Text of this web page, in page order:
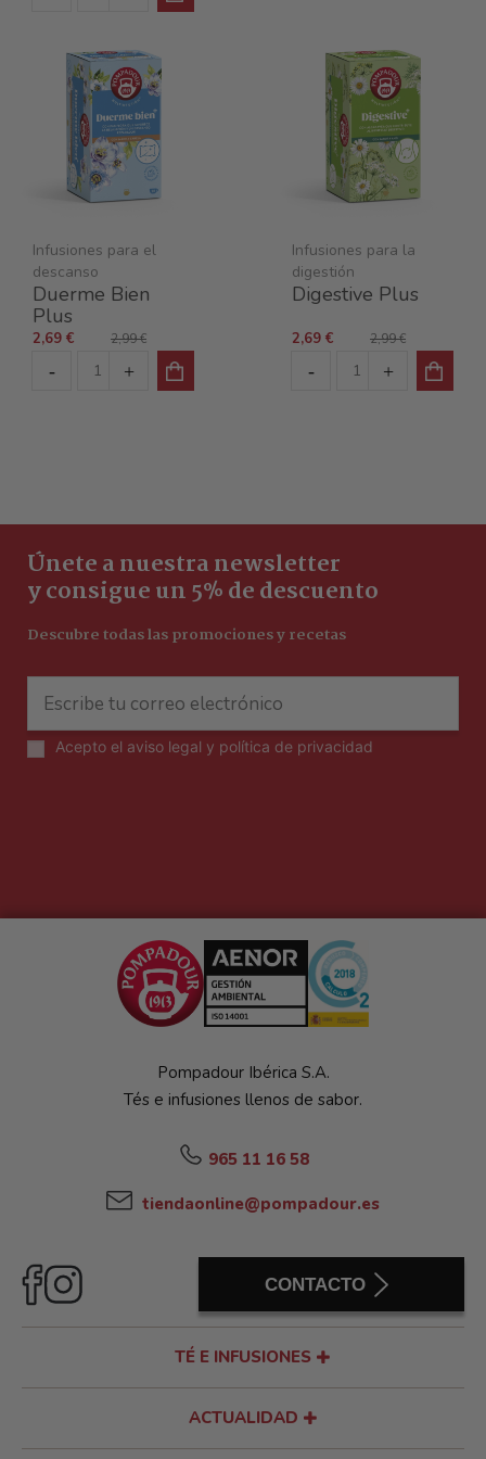
Infusiones para el
descanso
Duerme Bien
Plus
2,69 € 2,99 €
Infusiones para la
digestión
Digestive Plus
2,69 € 2,99 €
Únete a nuestra newsletter
y consigue un 5% de descuento
Descubre todas las promociones y recetas
Acepto el aviso legal y política de privacidad
Pompadour Ibérica S.A.
Tés e infusiones llenos de sabor.
965 11 16 58
tiendaonline@pompadour.es
CONTACTO
TÉ E INFUSIONES
ACTUALIDAD